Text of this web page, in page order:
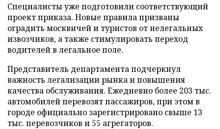
Специалисты уже подготовили соответствующий
проект приказа. Новые правила призваны
оградить москвичей и туристов от нелегальных
извозчиков, а также стимулировать переход
водителей в легальное поле.
Представитель департамента подчеркнул
важность легализации рынка и повышения
качества обслуживания. Ежедневно более 203 тыс.
автомобилей перевозят пассажиров, при этом в
городе официально зарегистрировано свыше 13
тыс. перевозчиков и 55 агрегаторов.